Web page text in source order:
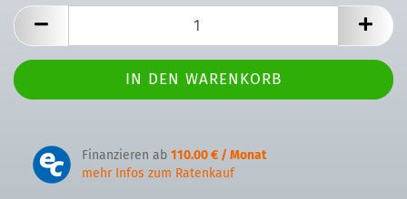
Finanzieren ab 110.00 € / Monat
mehr Infos zum Ratenkauf